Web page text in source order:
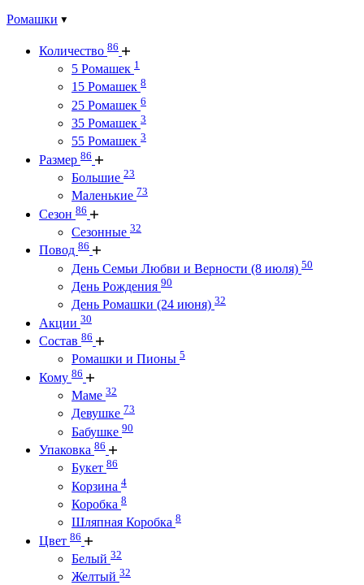
Ромашки
Количество 86
5 Ромашек 1
15 Ромашек 8
25 Ромашек 6
35 Ромашек 3
55 Ромашек 3
Размер 86
Большие 23
Маленькие 73
Сезон 86
Сезонные 32
Повод 86
День Семьи Любви и Верности (8 июля) 50
День Рождения 90
День Ромашки (24 июня) 32
Акции 30
Состав 86
Ромашки и Пионы 5
Кому 86
Маме 32
Девушке 73
Бабушке 90
Упаковка 86
Букет 86
Корзина 4
Коробка 8
Шляпная Коробка 8
Цвет 86
Белый 32
Желтый 32